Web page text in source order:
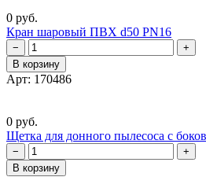
0 руб.
Кран шаровый ПВХ d50 PN16
−
+
В корзину
Арт: 170486
0 руб.
Щетка для донного пылесоса с
−
+
В корзину